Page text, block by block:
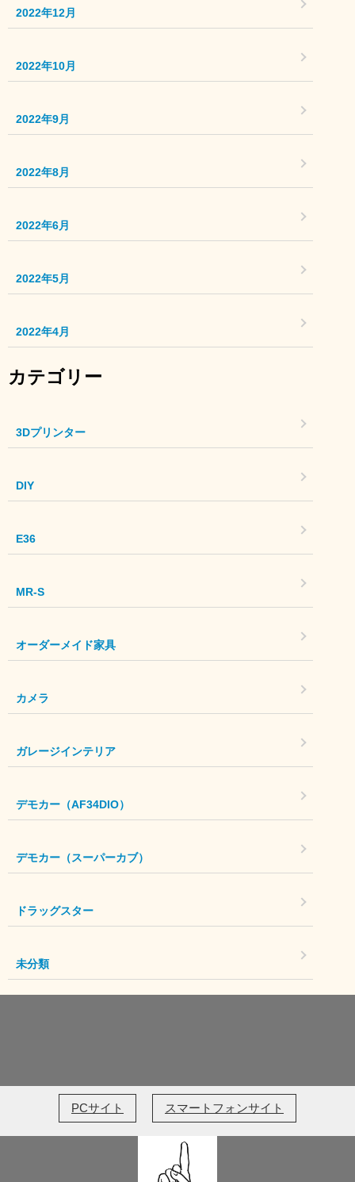
2022年12月
2022年10月
2022年9月
2022年8月
2022年6月
2022年5月
2022年4月
カテゴリー
3Dプリンター
DIY
E36
MR-S
オーダーメイド家具
カメラ
ガレージインテリア
デモカー（AF34DIO）
デモカー（スーパーカブ）
ドラッグスター
未分類
PCサイト スマートフォンサイト